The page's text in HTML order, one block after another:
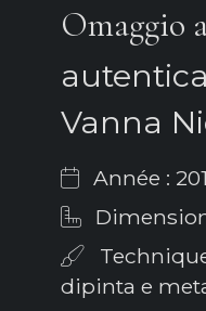
Omaggio
Vanna
Année :
dipinta e